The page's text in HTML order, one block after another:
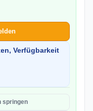
Verfügbarkeit
springen